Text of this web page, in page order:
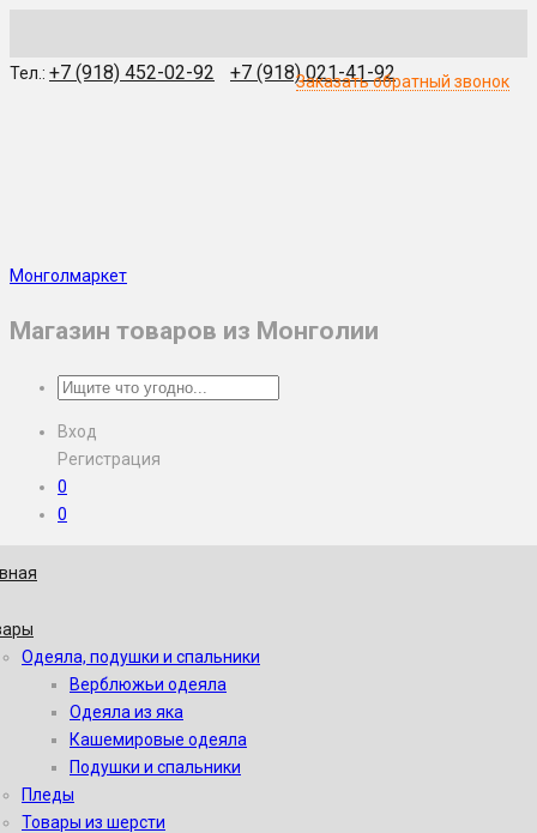
Тел.: +7 (918) 452-02-92 +7 (918) 021-41-92
Заказать обратный звонок
Монголмаркет
Магазин товаров из Монголии
Вход
Регистрация
0
0
Одеяла, подушки и спальники
Верблюжьи одеяла
Одеяла из яка
Кашемировые одеяла
Подушки и спальники
Пледы
Товары из шерсти